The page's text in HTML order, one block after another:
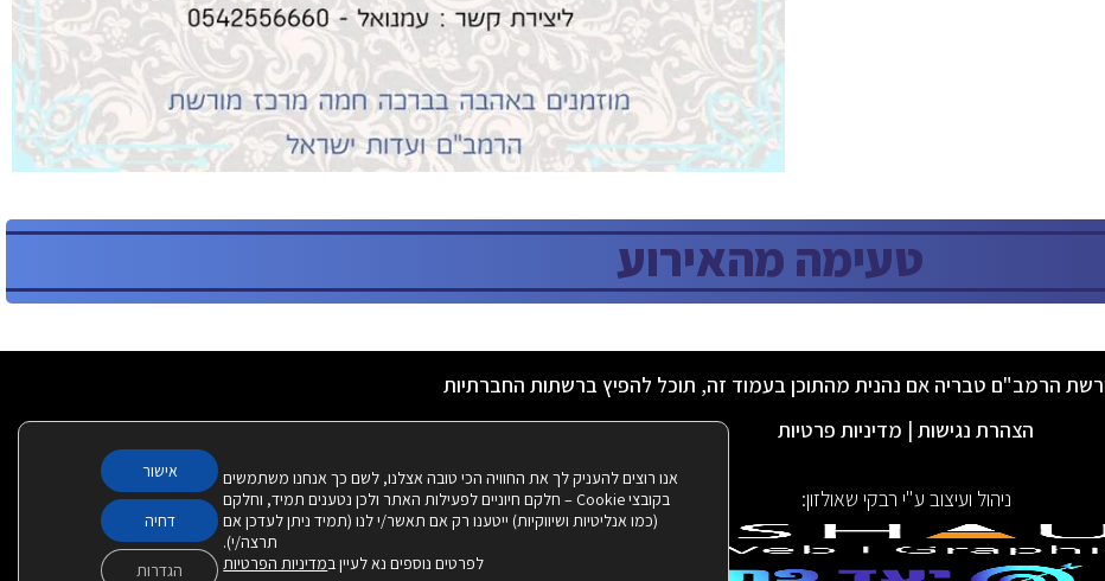
טעימה מהאירוע
הרמב"ם טבריה אם נהנית מהתוכן בעמוד זה, תוכל להפיץ ברשתות החברתיות
הצהרת נגישות | מדיניות פרטיות
ניהול ועיצוב ע"י רבקי שאולזון:
אנו רוצים להעניק לך את החוויה הכי טובה אצלנו, לשם כך אנחנו משתמשים
בקובצי Cookie – חלקם חיוניים לפעילות האתר ולכן נטענים תמיד, וחלקם
(כמו אנליטיות ושיווקיות) ייטענו רק אם תאשר/י לנו (תמיד ניתן לעדכן אם
תרצה/י).
לפרטים נוספים נא לעיין במדיניות הפרטיות
אישור
דחיה
הגדרות